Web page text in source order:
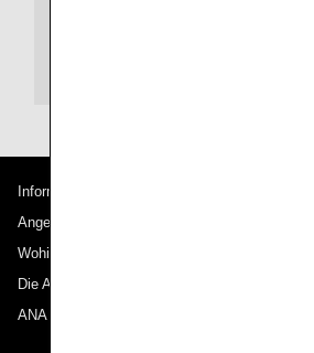
Informationen zu ANA
Angebote und Ankündigungen
Wohin wir reisen
Die ANA Experience
ANA Mileage Club